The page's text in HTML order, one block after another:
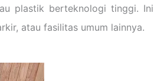
plastik berteknologi tinggi. Ini
atau fasilitas umum lainnya.